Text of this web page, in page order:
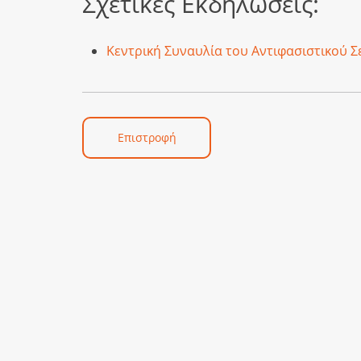
Κεντρική Συναυλία του Αντιφασιστικού
Επιστροφή